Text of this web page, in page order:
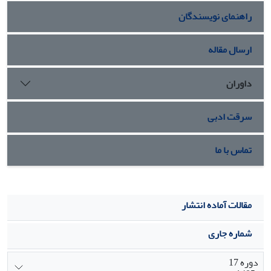
می‌رسد می‌توان گیاه ازمک را به‏عنوان گزینه مناسبی جهت پالایش
فلزات مذکور در مناطق آلوده معرفی نمود.
راهنمای نویسندگان
ارسال مقاله
داوران
سرقت ادبی
تماس با ما
مقالات آماده انتشار
شماره جاری
دوره 17